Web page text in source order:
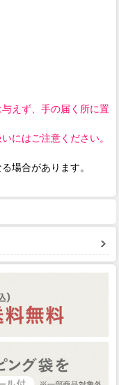
えず、手の届く所に置
にはご注意ください。
場合があります。